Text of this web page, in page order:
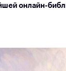
онлайн-